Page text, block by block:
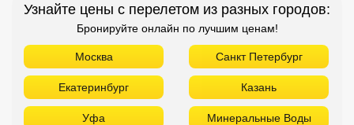
Узнайте цены с перелетом из разных городов:
Бронируйте онлайн по лучшим ценам!
Москва Санкт Петербург
Екатеринбург Казань
Уфа Минеральные Воды